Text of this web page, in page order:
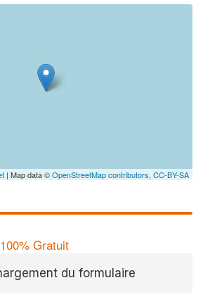
| Map data ©OpenStreetMap contributors, CC-BY-SA
Gratuit
du formulaire